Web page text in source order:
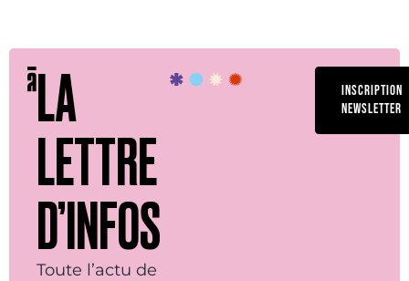
LA
LETTRE
D’INFOS
Toute l’actu de
INSCRIPTION
NEWSLETTER